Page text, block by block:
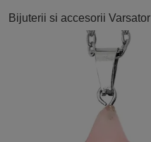
Bijuterii si accesorii Varsator